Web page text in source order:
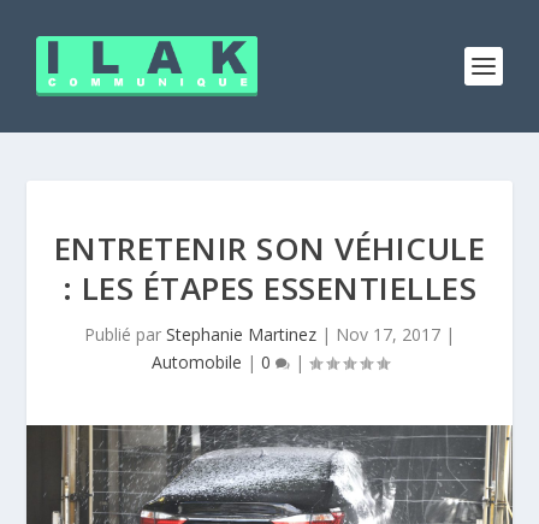
ENTRETENIR SON VÉHICULE
: LES ÉTAPES ESSENTIELLES
Publié par Stephanie Martinez | Nov 17, 2017 |
Automobile | 0 |